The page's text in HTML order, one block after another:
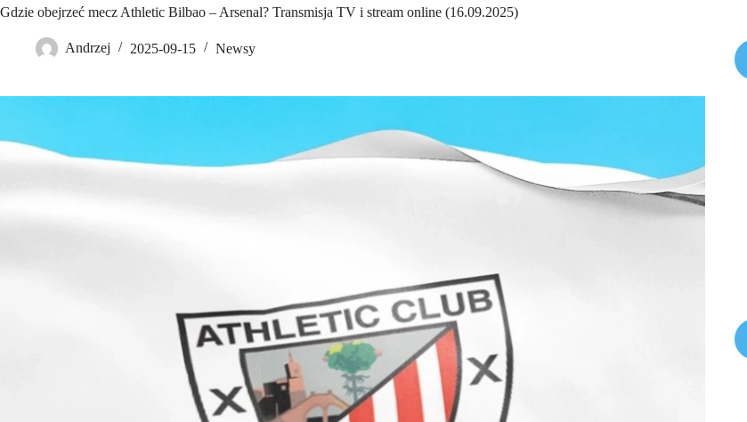
Gdzie obejrzeć mecz Athletic Bilbao – Arsenal? Transmisja TV i stream online (16.09.2025)
Andrzej 2025-09-15 Newsy